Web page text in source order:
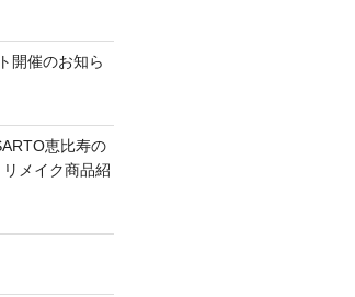
開催のお知ら
恵比寿の
メイク商品紹